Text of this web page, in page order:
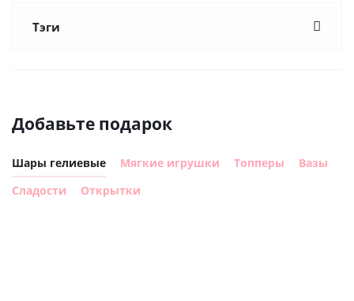
Тэги
Добавьте подарок
Шары гелиевые Мягкие игрушки Топперы
Вазы
Сладости
Открытки